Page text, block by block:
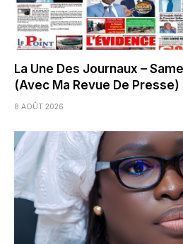
La Une Des Journaux –
(Avec Ma Revue De Presse)
8 AOÛT 2026